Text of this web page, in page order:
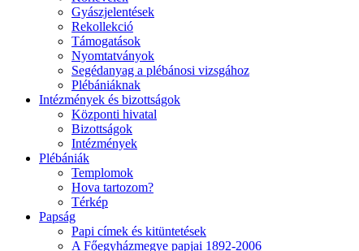
Gyászjelentések
Rekollekció
Támogatások
Nyomtatványok
Segédanyag a plébánosi vizsgához
Plébániáknak
Intézmények és bizottságok
Központi hivatal
Bizottságok
Intézmények
Plébániák
Templomok
Hova tartozom?
Térkép
Papság
Papi címek és kitüntetések
A Főegyházmegye papjai 1892-2006